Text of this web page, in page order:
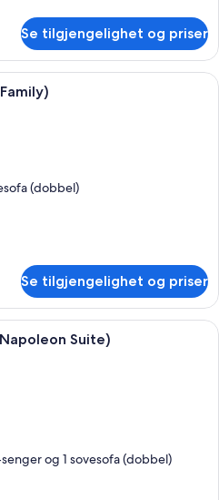
Se tilgjengelighet og priser
Suite – junior, flere senger (Family)
(dobbel)
Se tilgjengelighet og priser
Suite, 2 soverom, byutsikt
Suite)
og 1 sovesofa (dobbel)